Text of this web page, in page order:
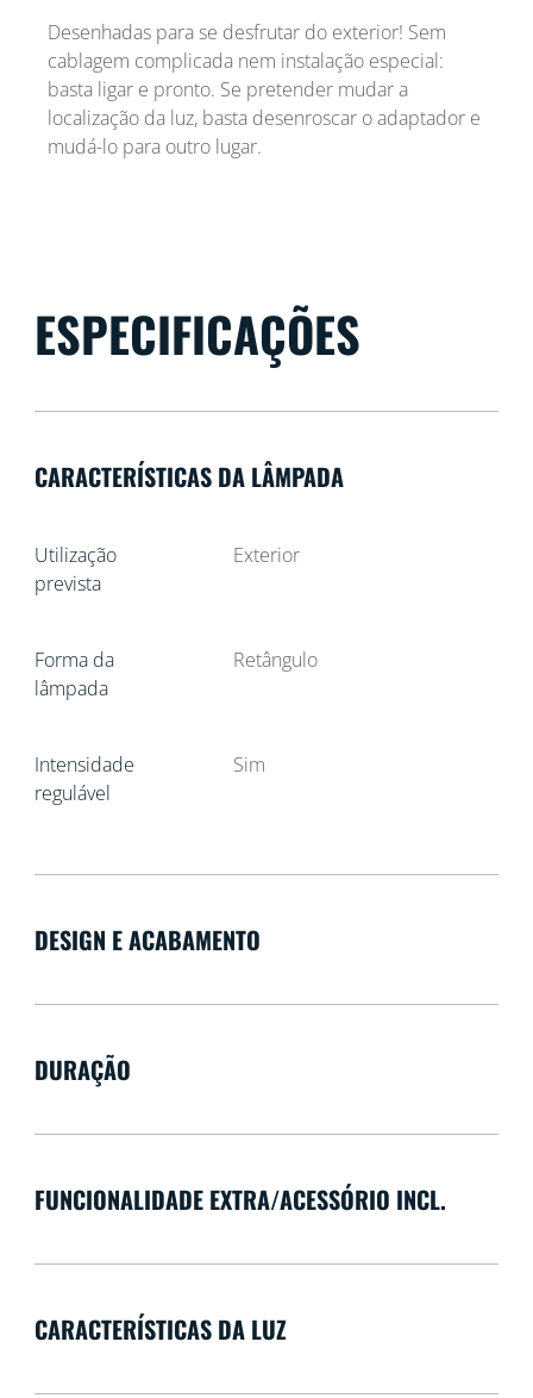
Desenhadas para se desfrutar do exterior! Sem
cablagem complicada nem instalação especial:
basta ligar e pronto. Se pretender mudar a
localização da luz, basta desenroscar o adaptador e
mudá-lo para outro lugar.
ESPECIFICAÇÕES
CARACTERÍSTICAS DA LÂMPADA
Utilização
prevista
Exterior
Forma da
lâmpada
Retângulo
Intensidade
regulável
Sim
DESIGN E ACABAMENTO
DURAÇÃO
FUNCIONALIDADE EXTRA/ACESSÓRIO INCL.
CARACTERÍSTICAS DA LUZ